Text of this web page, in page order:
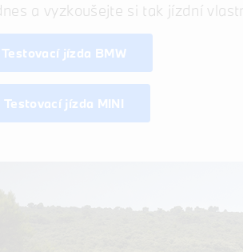
a vyzkoušejte si tak jízdní
Testovací jízda BMW
Testovací jízda MINI